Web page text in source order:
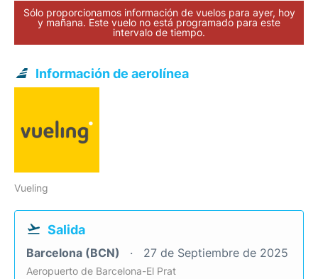
Sólo proporcionamos información de vuelos para ayer, hoy
y mañana. Este vuelo no está programado para este
intervalo de tiempo.
Información de aerolínea
Vueling
Salida
Barcelona (BCN) 27 de Septiembre de 2025
Aeropuerto de Barcelona-El Prat